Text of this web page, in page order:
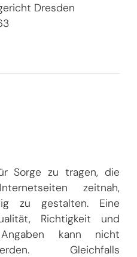
Dresden
Sorge zu tragen, die
zeitnah,
zu gestalten. Eine
Richtigkeit und
kann nicht
Gleichfalls